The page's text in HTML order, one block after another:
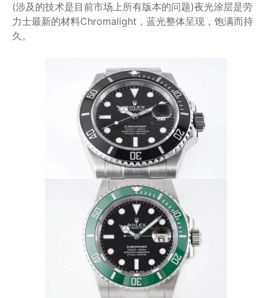
(涉及的技术是目前市场上所有版本的问题)夜光涂层是劳
力士最新的材料Chromalight，蓝光整体呈现，饱满而持
久。